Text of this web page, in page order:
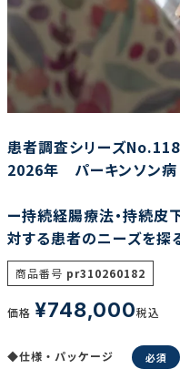
調査の種類で選ぶ
リセット
患者調査シリーズNo.118
2026年 パーキンソン病
ー持続経腸療法・持続皮
対する患者のニーズを探
商品番号 pr310260182
価格 ¥748,000税込
◆仕様・パッケージ